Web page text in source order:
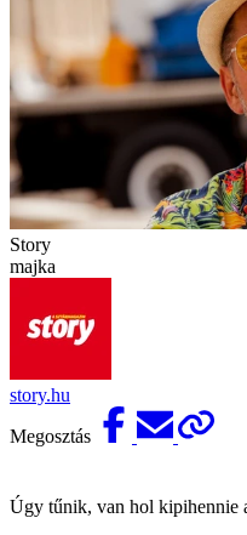
Story
majka
story.hu
Megosztás
Úgy tűnik, van hol kipihennie